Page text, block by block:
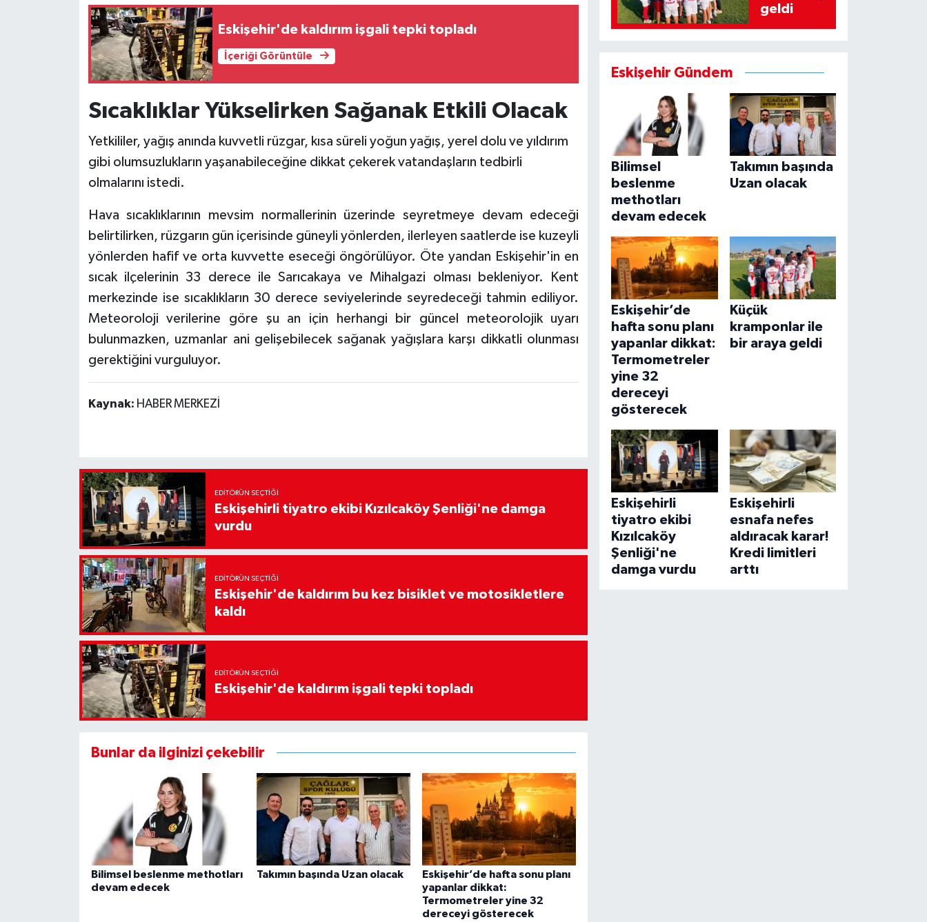
Eskişehir'de kaldırım işgali tepki topladı
İçeriği Görüntüle
Sıcaklıklar Yükselirken Sağanak Etkili Olacak
Yetkililer, yağış anında kuvvetli rüzgar, kısa süreli yoğun yağış, yerel dolu ve yıldırım
gibi olumsuzlukların yaşanabileceğine dikkat çekerek vatandaşların tedbirli
olmalarını istedi.
Hava sıcaklıklarının mevsim normallerinin üzerinde seyretmeye devam edeceği
belirtilirken, rüzgarın gün içerisinde güneyli yönlerden, ilerleyen saatlerde ise kuzeyli
yönlerden hafif ve orta kuvvette eseceği öngörülüyor. Öte yandan Eskişehir'in en
sıcak ilçelerinin 33 derece ile Sarıcakaya ve Mihalgazi olması bekleniyor. Kent
merkezinde ise sıcaklıkların 30 derece seviyelerinde seyredeceği tahmin ediliyor.
Meteoroloji verilerine göre şu an için herhangi bir güncel meteorolojik uyarı
bulunmazken, uzmanlar ani gelişebilecek sağanak yağışlara karşı dikkatli olunması
gerektiğini vurguluyor.
Kaynak: HABER MERKEZİ
EDITÖRÜN SEÇTIĞI
Eskişehirli tiyatro ekibi Kızılcaköy Şenliği'ne damga
vurdu
EDITÖRÜN SEÇTIĞI
Eskişehir'de kaldırım bu kez bisiklet ve motosikletlere
kaldı
EDITÖRÜN SEÇTIĞI
Eskişehir'de kaldırım işgali tepki topladı
Bunlar da ilginizi çekebilir
Bilimsel beslenme methotları
devam edecek
Takımın başında Uzan olacak
Eskişehir’de hafta sonu planı
yapanlar dikkat:
Termometreler yine 32
dereceyi gösterecek
geldi
Eskişehir Gündem
Bilimsel
beslenme
methotları
devam edecek
Takımın başında
Uzan olacak
Eskişehir’de
hafta sonu planı
yapanlar dikkat:
Termometreler
yine 32
dereceyi
gösterecek
Küçük
kramponlar ile
bir araya geldi
Eskişehirli
tiyatro ekibi
Kızılcaköy
Şenliği'ne
damga vurdu
Eskişehirli
esnafa nefes
aldıracak karar!
Kredi limitleri
arttı